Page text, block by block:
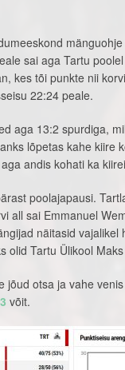
sai aga Tartu
kes tõi punkte nii
22:24 peale.
aga 13:2 spurdiga,
lõpetas kahe kiire
andis kohati ka
poolajapausi.
all sai Emmanuel
näitasid
olid Tartu Ülikool
jõud otsa ja vahe
võit.